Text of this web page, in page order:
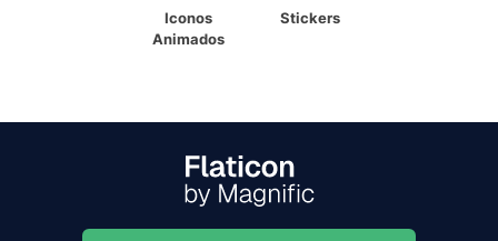
Iconos
Animados
Stickers